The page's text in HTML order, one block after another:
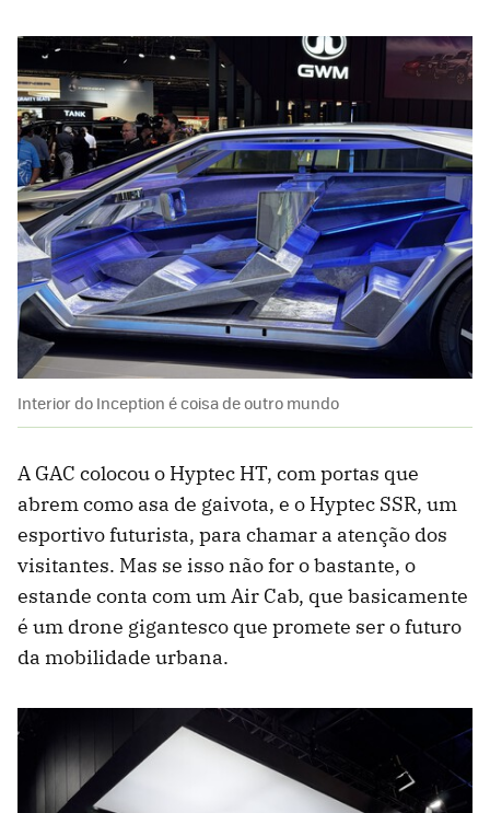
Interior do Inception é coisa de outro mundo
A GAC colocou o Hyptec HT, com portas que
abrem como asa de gaivota, e o Hyptec SSR, um
esportivo futurista, para chamar a atenção dos
visitantes. Mas se isso não for o bastante, o
estande conta com um Air Cab, que basicamente
é um drone gigantesco que promete ser o futuro
da mobilidade urbana.